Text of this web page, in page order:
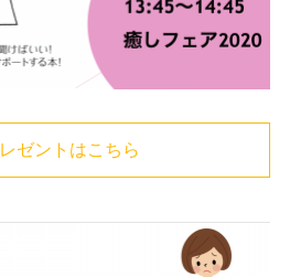
ゼントはこちら